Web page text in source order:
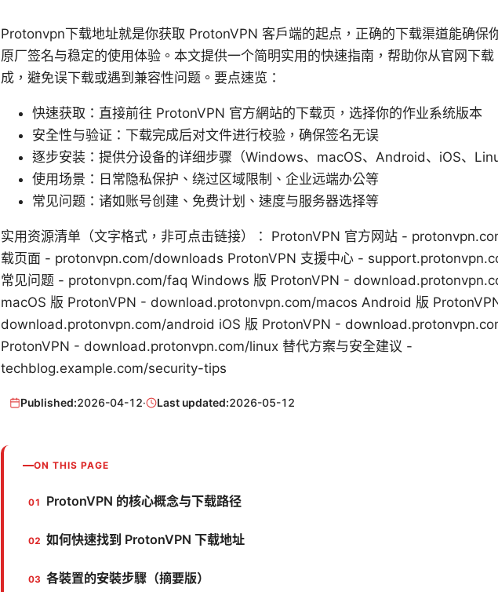
Protonvpn下载地址就是你获取 ProtonVPN 客户端的起点，正确的下载渠道能确保
原厂签名与稳定的使用体验。本文提供一个简明实用的快速指南，帮助你从官网下
成，避免误下载或遇到兼容性问题。要点速览：
快速获取：直接前往 ProtonVPN 官方網站的下载页，选择你的作业系统版本
安全性与验证：下载完成后对文件进行校验，确保签名无误
逐步安装：提供分设备的详细步骤（Windows、macOS、Android、iOS、
使用场景：日常隐私保护、绕过区域限制、企业远端办公等
常见问题：诸如账号创建、免费计划、速度与服务器选择等
实用资源清单（文字格式，非可点击链接）： ProtonVPN 官方网站 -
载页面 - protonvpn.com/downloads ProtonVPN 支援中心 -
常见问题 - protonvpn.com/faq Windows 版 ProtonVPN -
macOS 版 ProtonVPN - download.protonvpn.com/macos Android 版
download.protonvpn.com/android iOS 版 ProtonVPN -
ProtonVPN - download.protonvpn.com/linux 替代方案与安全建议 -
techblog.example.com/security-tips
Published:2026-04-12· Last updated:2026-05-12
ON THIS PAGE
ProtonVPN 的核心概念与下载路径
如何快速找到 ProtonVPN 下载地址
各裝置的安裝步驟（摘要版）